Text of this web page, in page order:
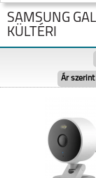
SAMSUNG GALAXY
SAMSUNG
KÜLTÉRI
Ár